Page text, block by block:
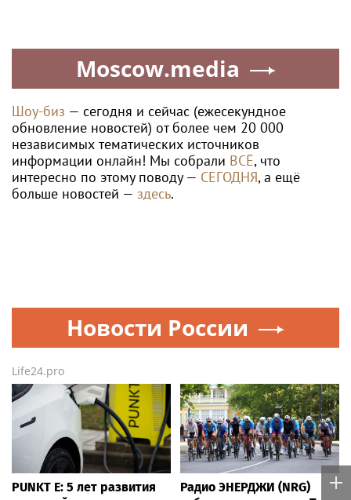
Moscow.media
Шоу-биз — сегодня и сейчас (ежесекундное
обновление новостей) от более чем 20 000
независимых тематических источников
информации онлайн! Мы собрали ВСЁ, что
интересно по этому поводу — СЕГОДНЯ, а ещё
больше новостей — здесь.
Новости России
Life24.pro
PUNKT E: 5 лет развития
Радио ЭНЕРДЖИ (NRG)